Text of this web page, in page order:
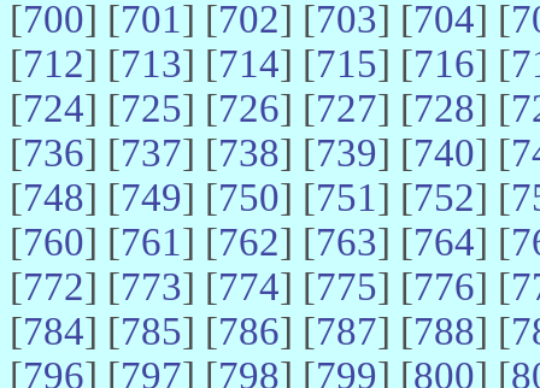
[700] [701] [702] [703] [704] [
[712] [713] [714] [715] [716] [
[724] [725] [726] [727] [728] [
[736] [737] [738] [739] [740] [
[748] [749] [750] [751] [752] [
[760] [761] [762] [763] [764] [
[772] [773] [774] [775] [776] [
[784] [785] [786] [787] [788] [
[796] [797] [798] [799] [800] [